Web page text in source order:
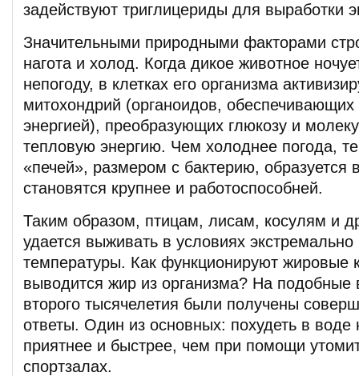
задействуют триглицериды для выработки
Значительными природными факторами
нагота и холод. Когда дикое животное
непогоду, в клетках его организма
митохондрий (органоидов, обеспечивающих
энергией), преобразующих глюкозу и
тепловую энергию. Чем холоднее погода,
«печей», размером с бактерию, образуется
становятся крупнее и работоспособней.
Таким образом, птицам, лисам, косулям и
удается выживать в условиях экстремально
температуры. Как функционируют жировые
выводится жир из организма? На подобные
второго тысячелетия были получены
ответы. Один из основных: похудеть в воде
приятнее и быстрее, чем при помощи
спортзалах.